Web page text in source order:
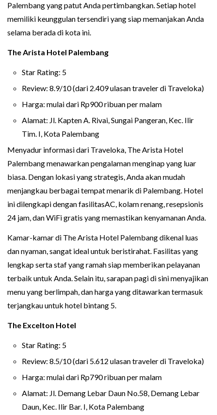
Palembang yang patut Anda pertimbangkan. Setiap hotel
memiliki keunggulan tersendiri yang siap memanjakan Anda
selama berada di kota ini.
The Arista Hotel Palembang
Star Rating: 5
Review: 8.9/10 (dari 2.409 ulasan traveler di Traveloka)
Harga: mulai dari Rp900 ribuan per malam
Alamat: Jl. Kapten A. Rivai, Sungai Pangeran, Kec. Ilir
Tim. I, Kota Palembang
Menyadur informasi dari Traveloka, The Arista Hotel
Palembang menawarkan pengalaman menginap yang luar
biasa. Dengan lokasi yang strategis, Anda akan mudah
menjangkau berbagai tempat menarik di Palembang. Hotel
ini dilengkapi dengan fasilitasAC, kolam renang, resepsionis
24 jam, dan WiFi gratis yang memastikan kenyamanan Anda.
Kamar-kamar di The Arista Hotel Palembang dikenal luas
dan nyaman, sangat ideal untuk beristirahat. Fasilitas yang
lengkap serta staf yang ramah siap memberikan pelayanan
terbaik untuk Anda. Selain itu, sarapan pagi di sini menyajikan
menu yang berlimpah, dan harga yang ditawarkan termasuk
terjangkau untuk hotel bintang 5.
The Excelton Hotel
Star Rating: 5
Review: 8.5/10 (dari 5.612 ulasan traveler di Traveloka)
Harga: mulai dari Rp790 ribuan per malam
Alamat: Jl. Demang Lebar Daun No.58, Demang Lebar
Daun, Kec. Ilir Bar. I, Kota Palembang